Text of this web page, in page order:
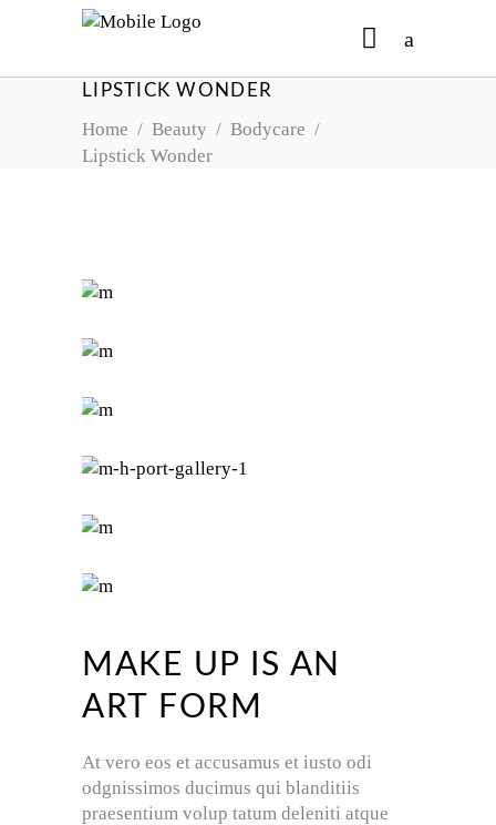
No products in the cart.
LIPSTICK WONDER
Home / Beauty / Bodycare /
Lipstick Wonder
MAKE UP IS AN
ART FORM
At vero eos et accusamus et iusto odi
odgnissimos ducimus qui blanditiis
praesentium volup tatum deleniti atque